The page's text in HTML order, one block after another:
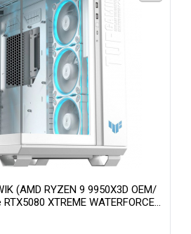
(AMD RYZEN 9 9950X3D OEM/
XTREME WATERFORCE
ТБ SSD)